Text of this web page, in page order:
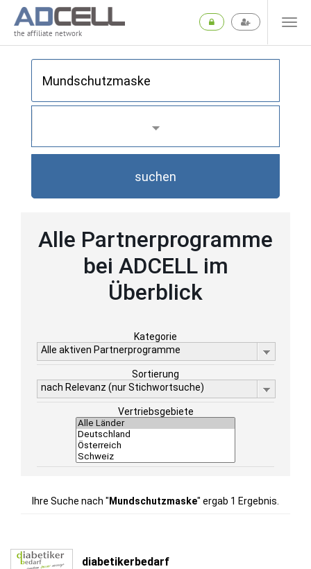
the affiliate network
suchen
Alle Partnerprogramme
bei ADCELL im
Überblick
Kategorie
Alle aktiven Partnerprogramme
Sortierung
nach Relevanz (nur Stichwortsuche)
Vertriebsgebiete
Ihre Suche nach " Mundschutzmaske" ergab 1 Ergebnis.
diabetikerbedarf